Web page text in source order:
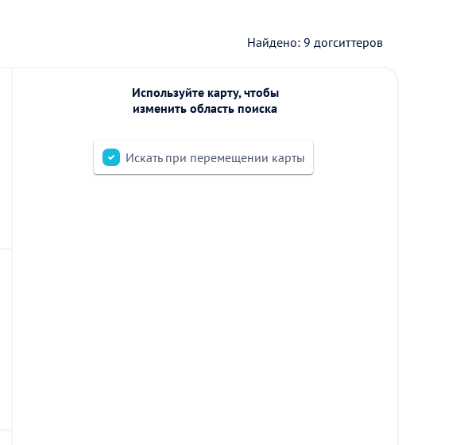
Найдено: 9 догситтеров
Используйте карту, чтобы
изменить область поиска
Искать при перемещении карты